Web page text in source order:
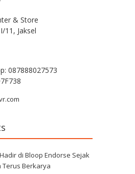
& Store
11, Jaksel
087888027573
di Bloop Endorse Sejak
Terus Berkarya